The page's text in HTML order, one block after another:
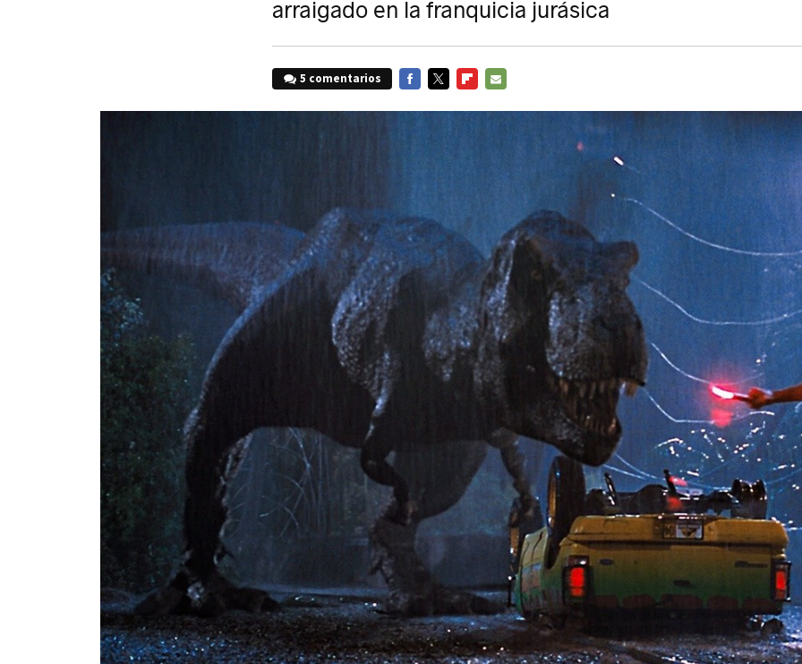
arraigado en la franquicia jurásica
5 comentarios
MAIL